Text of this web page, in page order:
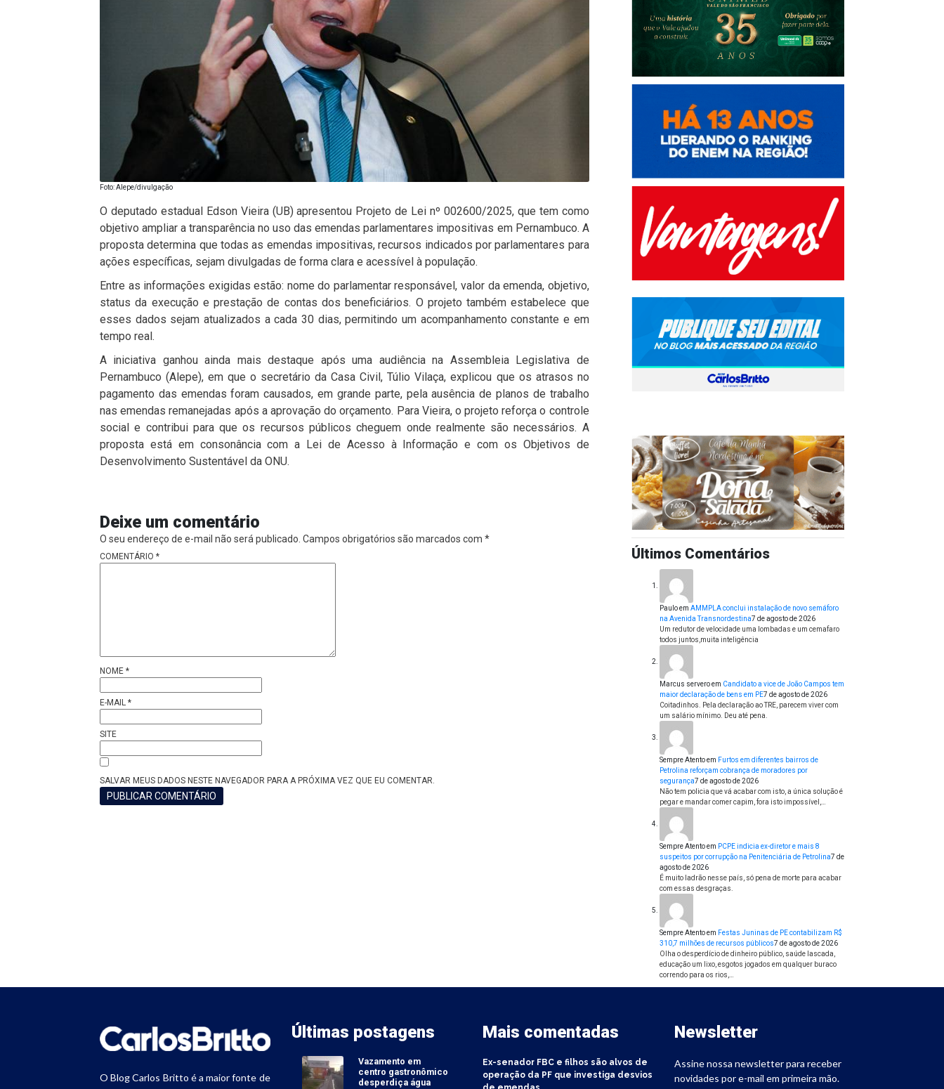
Foto: Alepe/divulgação
O deputado estadual Edson Vieira (UB) apresentou Projeto de Lei nº 002600/2025, que tem como
objetivo ampliar a transparência no uso das emendas parlamentares impositivas em Pernambuco. A
proposta determina que todas as emendas impositivas, recursos indicados por parlamentares para
ações específicas, sejam divulgadas de forma clara e acessível à população.
Entre as informações exigidas estão: nome do parlamentar responsável, valor da emenda, objetivo,
status da execução e prestação de contas dos beneficiários. O projeto também estabelece que
esses dados sejam atualizados a cada 30 dias, permitindo um acompanhamento constante e em
tempo real.
A iniciativa ganhou ainda mais destaque após uma audiência na Assembleia Legislativa de
Pernambuco (Alepe), em que o secretário da Casa Civil, Túlio Vilaça, explicou que os atrasos no
pagamento das emendas foram causados, em grande parte, pela ausência de planos de trabalho
nas emendas remanejadas após a aprovação do orçamento. Para Vieira, o projeto reforça o controle
social e contribui para que os recursos públicos cheguem onde realmente são necessários. A
proposta está em consonância com a Lei de Acesso à Informação e com os Objetivos de
Desenvolvimento Sustentável da ONU.
Deixe um comentário
O seu endereço de e-mail não será publicado. Campos obrigatórios são marcados com *
COMENTÁRIO *
NOME *
E-MAIL *
SITE
SALVAR MEUS DADOS NESTE NAVEGADOR PARA A PRÓXIMA VEZ QUE EU COMENTAR.
Últimos Comentários
Pauloem AMMPLA conclui instalação de novo semáforo
na Avenida Transnordestina7 de agosto de 2026
Um redutor de velocidade uma lombadas e um cemafaro
todos juntos,muita inteligência
Marcus serveroem Candidato a vice de João Campos tem
maior declaração de bens em PE7 de agosto de 2026
Coitadinhos. Pela declaração ao TRE, parecem viver com
um salário mínimo. Deu até pena.
Sempre Atentoem Furtos em diferentes bairros de
Petrolina reforçam cobrança de moradores por
segurança7 de agosto de 2026
Não tem policia que vá acabar com isto, a única solução é
pegar e mandar comer capim, fora isto impossível,…
Sempre Atentoem PCPE indicia ex-diretor e mais 8
suspeitos por corrupção na Penitenciária de Petrolina7 de
agosto de 2026
É muito ladrão nesse país, só pena de morte para acabar
com essas desgraças.
Sempre Atentoem Festas Juninas de PE contabilizam R$
310,7 milhões de recursos públicos7 de agosto de 2026
Olha o desperdício de dinheiro público, saúde lascada,
educação um lixo, esgotos jogados em qualquer buraco
correndo para os rios,…
O Blog Carlos Britto é a maior fonte de
Últimas postagens
Vazamento em
centro gastronômico
desperdiça água
Mais comentadas
Ex-senador FBC e filhos são alvos de
operação da PF que investiga desvios
Newsletter
Assine nossa newsletter para receber
novidades por e-mail em primeira mão.